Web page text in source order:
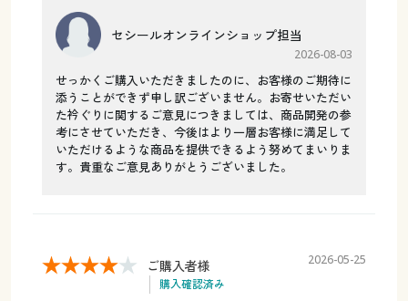
セシールオンラインショップ担当
2026-08-03
せっかくご購入いただきましたのに、お客様のご期待に
添うことができず申し訳ございません。お寄せいただい
た衿ぐりに関するご意見につきましては、商品開発の参
考にさせていただき、今後はより一層お客様に満足して
いただけるような商品を提供できるよう努めてまいりま
す。貴重なご意見ありがとうございました。
ご購入者様
購入確認済み
2026-05-25